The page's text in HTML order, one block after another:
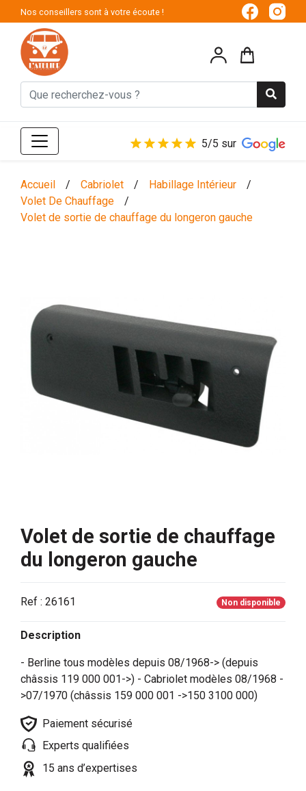
Nos conseillers sont à votre écoute !
5/5 sur
Accueil / Cabriolet / Habillage Intérieur
/
Volet De Chauffage
/
Volet de sortie de chauffage du longeron gauche
Volet de sortie de chauffage
du longeron gauche
Ref : 26161 Non disponible
Description
- Berline tous modèles depuis 08/1968-> (depuis
châssis 119 000 001->) - Cabriolet modèles 08/1968 -
>07/1970 (châssis 159 000 001 ->150 3100 000)
Paiement sécurisé
Experts qualifiées
15 ans d’expertises